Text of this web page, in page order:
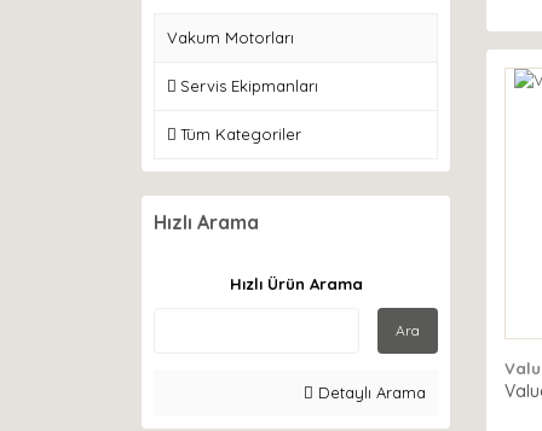
Vakum Motorları
Servis Ekipmanları
Tüm Kategoriler
Hızlı Arama
Hızlı Ürün Arama
Ara
Detaylı Arama